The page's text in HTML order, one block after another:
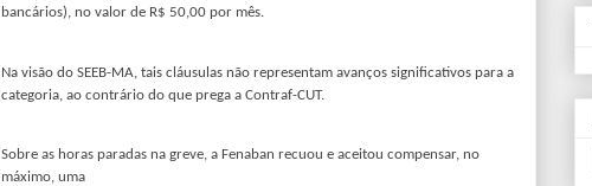
bancários), no valor de R$ 50,00 por mês.
Na visão do SEEB-MA, tais cláusulas não representam avanços significativos para a
categoria, ao contrário do que prega a Contraf-CUT.
Sobre as horas paradas na greve, a Fenaban recuou e aceitou compensar, no
máximo, uma